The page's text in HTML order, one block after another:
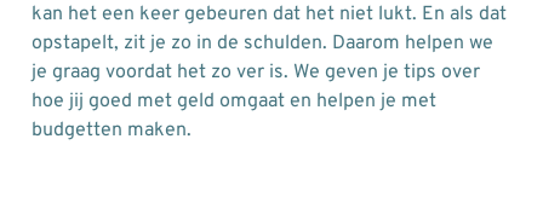
kan het een keer gebeuren dat het niet lukt. En als dat
opstapelt, zit je zo in de schulden. Daarom helpen we
je graag voordat het zo ver is. We geven je tips over
hoe jij goed met geld omgaat en helpen je met
budgetten maken.